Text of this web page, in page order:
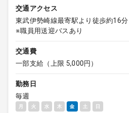
交通アクセス
東武伊勢崎線最寄駅より徒歩約16分
※職員用送迎バスあり
交通費
一部支給（上限 5,000円）
勤務日
毎週
月 火 水 木 金 土 日